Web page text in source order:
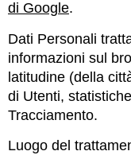
di Google.
Dati Personali
informazioni sul
latitudine (della
di Utenti,
Tracciamento.
Luogo del